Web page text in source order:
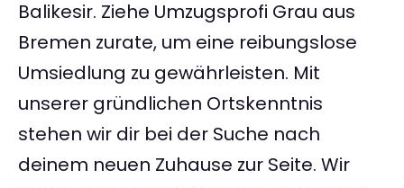
Balikesir. Ziehe Umzugsprofi Grau aus
Bremen zurate, um eine reibungslose
Umsiedlung zu gewährleisten. Mit
unserer gründlichen Ortskenntnis
stehen wir dir bei der Suche nach
deinem neuen Zuhause zur Seite. Wir